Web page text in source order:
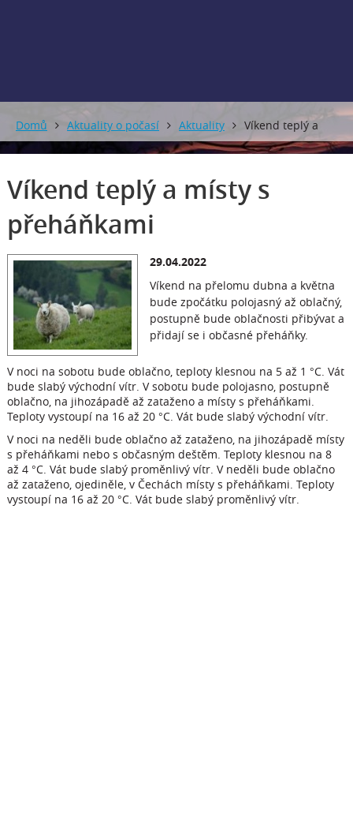
Domů Aktuality o počasí Aktuality Víkend teplý a
místy s přeháňkami
Víkend teplý a místy s
přeháňkami
29.04.2022
Víkend na přelomu dubna a května
bude zpočátku polojasný až oblačný,
postupně bude oblačnosti přibývat a
přidají se i občasné přeháňky.
V noci na sobotu bude oblačno, teploty klesnou na 5 až 1 °C. Vát
bude slabý východní vítr. V sobotu bude polojasno, postupně
oblačno, na jihozápadě až zataženo a místy s přeháňkami.
Teploty vystoupí na 16 až 20 °C. Vát bude slabý východní vítr.
V noci na neděli bude oblačno až zataženo, na jihozápadě místy
s přeháňkami nebo s občasným deštěm. Teploty klesnou na 8
až 4 °C. Vát bude slabý proměnlivý vítr. V neděli bude oblačno
až zataženo, ojediněle, v Čechách místy s přeháňkami. Teploty
vystoupí na 16 až 20 °C. Vát bude slabý proměnlivý vítr.